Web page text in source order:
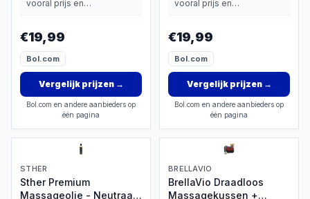
vooral prijs en
€19,99
Bol.com
Vergelijk prijzen→
Bol.com en andere aanbieders op
één pagina
vooral prijs en
€19,99
Bol.com
Vergelijk prijzen→
Bol.com en andere aanbieders op
één pagina
STHER
Sther Premium
Massageolie - Neutraal
BRELLAVIO
BrellaVio Draadloos
Massagekussen +